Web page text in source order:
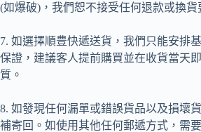
(如爆破)，我們恕不接受任何退款或換貨
7. 如選擇順豊快遞送貨，我們只能安排
保證，建議客人提前購買並在收貨當天
質。
8. 如發現任何漏單或錯誤貨品以及損壞
補寄回。如使用其他任何郵遞方式，需